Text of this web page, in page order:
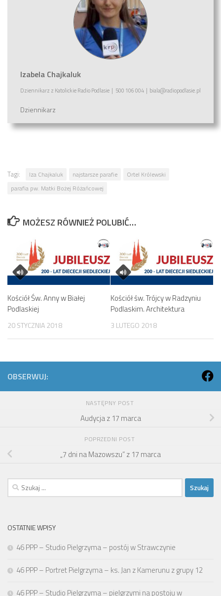
Izabela Chajkaluk
Dziennikarz z Katolickie Radio Podlasie | 500 106 004 | biala@radiopodlasie.pl
Dziennikarz
Tagi: Iza Chajkaluk najstarsze parafie
Ortel Królewski
parafia pw. Matki Bożej Różańcowej
MOŻESZ RÓWNIEŻ POLUBIĆ…
Kościół Św. Anny w Białej
Podlaskiej
20 STYCZNIA 2018
Kościół św. Trójcy w Radzyniu
Podlaskim. Architektura
3 LUTEGO 2018
OBSERWUJ:
NASTĘPNY POST
Audycja z 17 marca
POPRZEDNI POST
„7 dni na Mazowszu” z 17 marca
Szukaj:
OSTATNIE WPISY
46 PPP – Studio Pielgrzyma – postój w Strawczynie
46 PPP – Portret Pielgrzyma – ks. Jan z Kamerunu z grupy 12
46 PPP – Studio Pielgrzyma – pielgrzymi na postoju w